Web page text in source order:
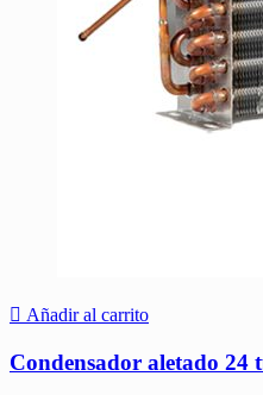
Añadir al carrito
Condensador aletado 24